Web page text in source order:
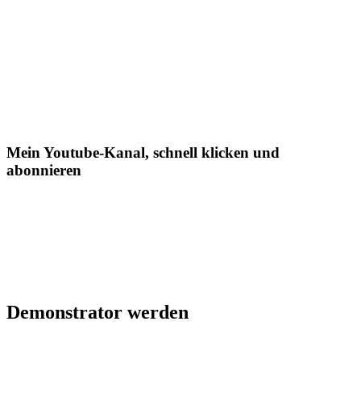
Mein Youtube-Kanal, schnell klicken und
abonnieren
Demonstrator werden